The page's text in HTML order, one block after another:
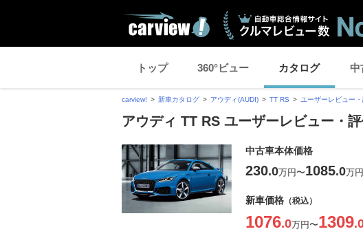
トップ 360°ビュー カタログ 中
carview! 新車カタログ アウディ(AUDI) TT RS ユーザーレビュー
アウディ TT RS ユーザーレビュー・
中古車本体価格
230.0万円〜1085.0万円
新車価格 （税込）
1076.0万円〜1309